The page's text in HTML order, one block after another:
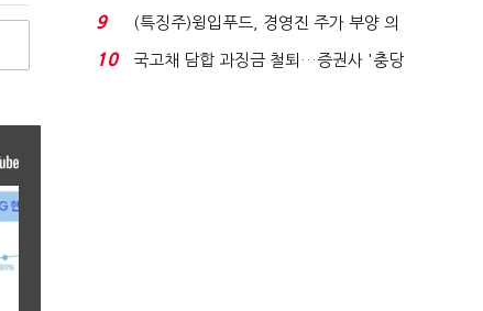
국전쟁’
9
(특징주)윙입푸드, 경영진 주가 부양 의
지에 상한가...
10
국고채 담합 과징금 철퇴…증권사 '충당